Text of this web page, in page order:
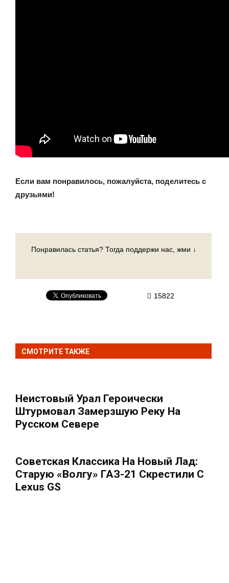
Если вам понравилось, пожалуйста, поделитесь с
друзьями!
Понравилась статья? Тогда поддержи нас, жми ↓
15822
СМОТРИТЕ ТАКЖЕ
Неистовый Урал Героически
Штурмовал Замерзшую Реку На
Русском Севере
Советская Классика На Новый Лад:
Старую «Волгу» ГАЗ-21 Скрестили С
Lexus GS